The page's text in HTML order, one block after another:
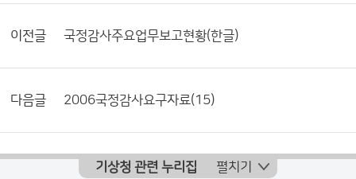
이전글 국정감사주요업무보고현황(한글)
다음글 2006국정감사요구자료(15)
기상청 관련 누리집 펼치기